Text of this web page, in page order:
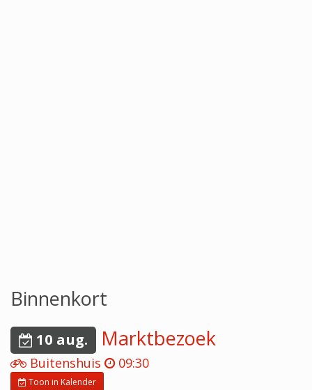
Binnenkort
10 aug. Marktbezoek
Buitenshuis 09:30
Toon in Kalender